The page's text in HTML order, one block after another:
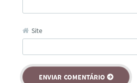
Site